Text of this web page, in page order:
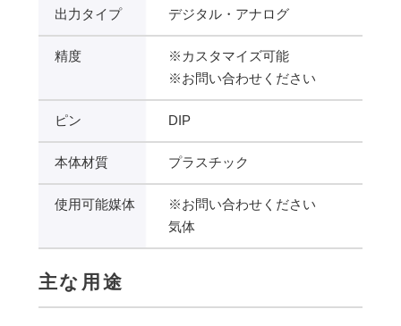
出力タイプ デジタル・アナログ
精度
※カスタマイズ可能
※お問い合わせください
ピン DIP
本体材質 プラスチック
使用可能媒体
※お問い合わせください
気体
主な用途